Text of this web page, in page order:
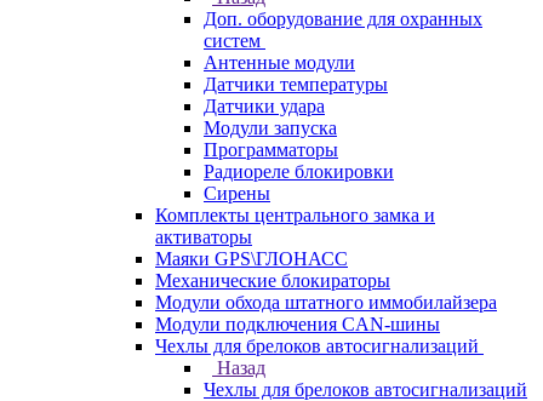
Доп. оборудование для охранных
систем
Антенные модули
Датчики температуры
Датчики удара
Модули запуска
Программаторы
Радиореле блокировки
Сирены
Комплекты центрального замка и
активаторы
Маяки GPS\ГЛОНАСС
Механические блокираторы
Модули обхода штатного иммобилайзера
Модули подключения CAN-шины
Чехлы для брелоков автосигнализаций
Назад
Чехлы для брелоков автосигнализаций